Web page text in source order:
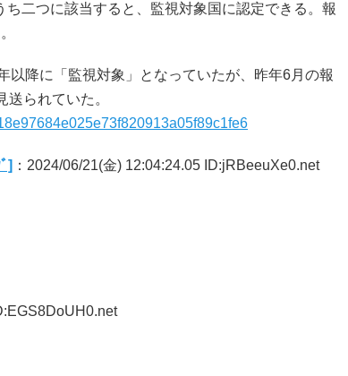
二つに該当すると、監視対象国に認定できる。報
降に「監視対象」となっていたが、昨年6月の報
られていた。
] ：2024/06/21(金) 12:04:24.05 ID:jRBeeuXe0.net